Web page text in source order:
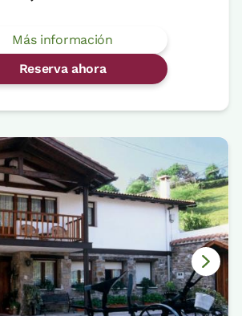
Más información
Reserva ahora